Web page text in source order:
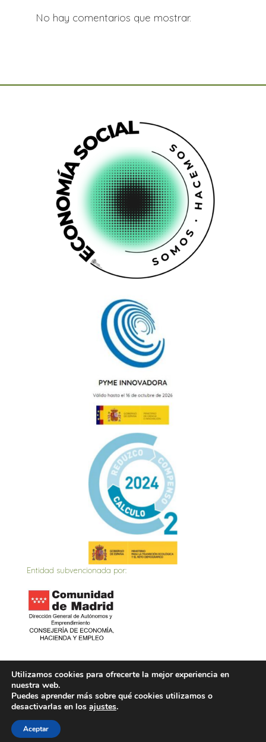
No hay comentarios que mostrar.
Entidad subvencionada por:
Política de CookiesAviso Legal
Utilizamos cookies para ofrecerte la mejor experiencia en
nuestra web.
Puedes aprender más sobre qué cookies utilizamos o
desactivarlas en los ajustes.
Aceptar